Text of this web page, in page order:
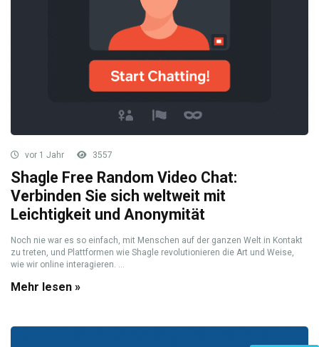
vor 1 Jahr 3557
Shagle Free Random Video Chat:
Verbinden Sie sich weltweit mit
Leichtigkeit und Anonymität
Noch nie war es so einfach, mit Menschen auf der ganzen Welt in Kontakt
zu treten, und Plattformen wie Shagle revolutionieren die Art und Weise,
wie wir online interagieren. ...
Mehr lesen »